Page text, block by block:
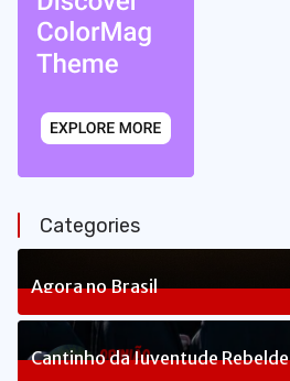
Categories
Agora no Brasil
238Posts
Cantinho da Juventude Rebelde